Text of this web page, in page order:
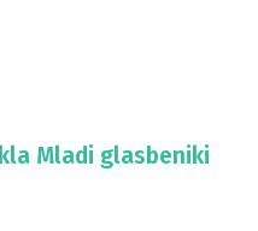
Mladi glasbeniki